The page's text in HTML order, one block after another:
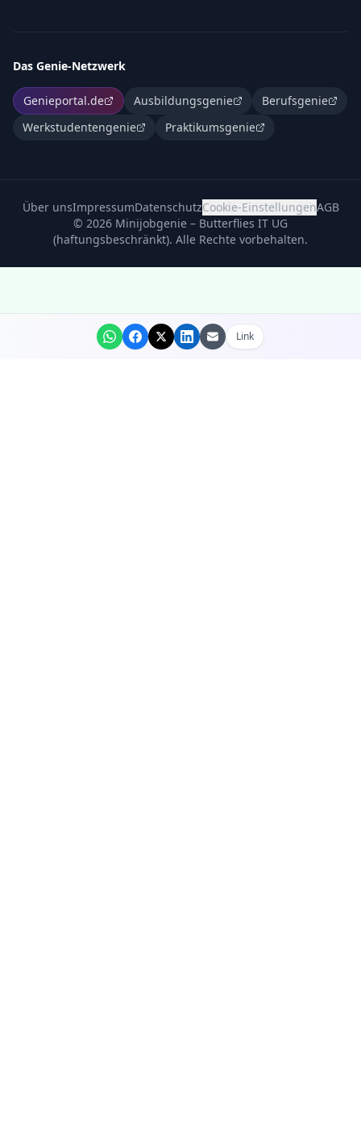
Das Genie-Netzwerk
Genieportal.de Ausbildungsgenie
Berufsgenie
Werkstudentengenie
Praktikumsgenie
Über unsImpressumDatenschutzCookie-EinstellungenAGB
© 2026 Minijobgenie – Butterflies IT UG
(haftungsbeschränkt). Alle Rechte vorbehalten.
Link